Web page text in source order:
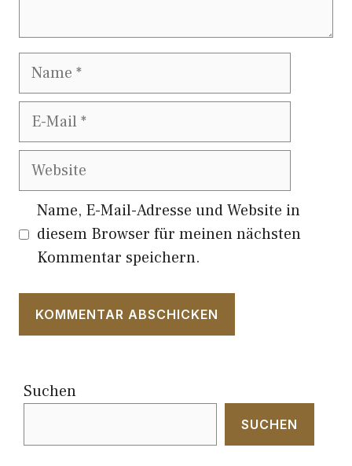
Name
E-
Website
Name, E-Mail-Adresse und Website in
diesem Browser für meinen nächsten
Kommentar speichern.
Suchen
SUCHEN